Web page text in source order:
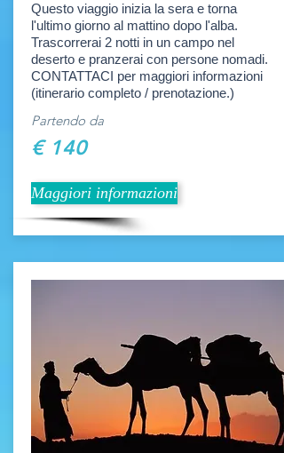
Questo viaggio inizia la sera e torna
l'ultimo giorno al mattino dopo l'alba.
Trascorrerai 2 notti in un campo nel
deserto e pranzerai con persone nomadi.
CONTATTACI per maggiori informazioni
(itinerario completo / prenotazione.)
Partendo da
€ 140
Maggiori informazioni